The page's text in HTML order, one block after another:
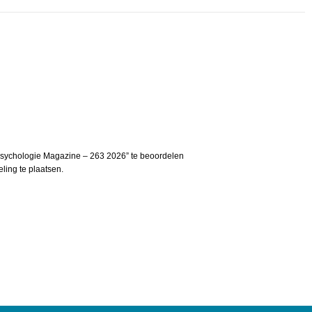
Magazine – 263 2026” te beoordelen
te plaatsen.